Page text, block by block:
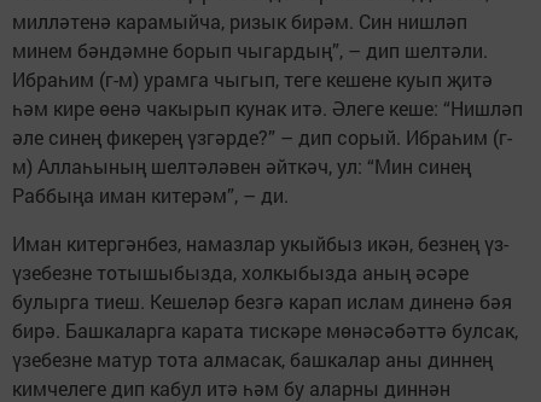
милләтенә карамыйча, ризык бирәм. Син нишләп
минем бәндәмне борып чыгардың”, – дип шелтәли.
Ибраһим (г-м) урамга чыгып, теге кешене куып җитә
һәм кире өенә чакырып кунак итә. Әлеге кеше: “Нишләп
әле синең фикерең үзгәрде?” – дип сорый. Ибраһим (г-
м) Аллаһының шелтәләвен әйткәч, ул: “Мин синең
Раббыңа иман китерәм”, – ди.
Иман китергәнбез, намазлар укыйбыз икән, безнең үз-
үзебезне тотышыбызда, холкыбызда аның әсәре
булырга тиеш. Кешеләр безгә карап ислам диненә бәя
бирә. Башкаларга карата тискәре мөнәсәбәттә булсак,
үзебезне матур тота алмасак, башкалар аны диннең
кимчелеге дип кабул итә һәм бу аларны диннән